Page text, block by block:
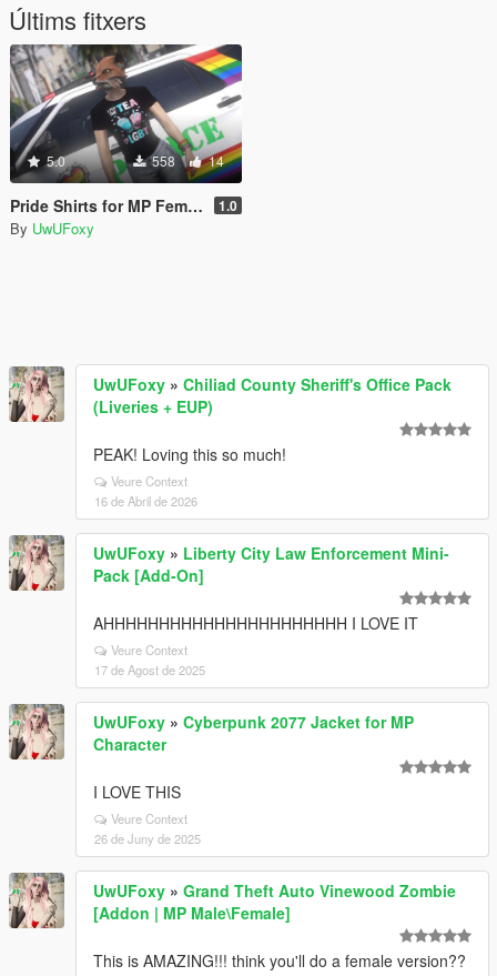
Últims fitxers
5.0 558 14
Pride Shirts for MP Female & Male 1.0
By UwUFoxy
UwUFoxy » Chiliad County Sheriff's Office Pack
(Liveries + EUP)
PEAK! Loving this so much!
Veure Context
16 de Abril de 2026
UwUFoxy » Liberty City Law Enforcement Mini-
Pack [Add-On]
AHHHHHHHHHHHHHHHHHHHHHH I LOVE IT
Veure Context
17 de Agost de 2025
UwUFoxy » Cyberpunk 2077 Jacket for MP
Character
I LOVE THIS
Veure Context
26 de Juny de 2025
UwUFoxy » Grand Theft Auto Vinewood Zombie
[Addon | MP Male\Female]
This is AMAZING!!! think you'll do a female version??